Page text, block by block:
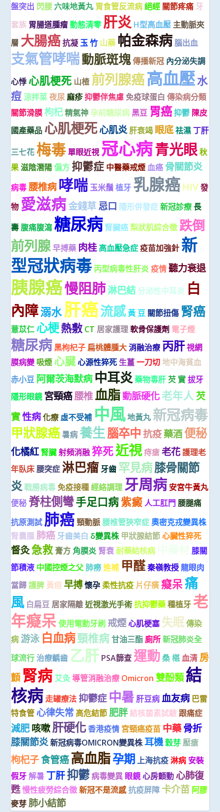
盤突出 閃腰 六味地黃丸 胃食管反流病 絕經 關節疼痛 牙
套族 胃腸道腫瘤 動態清零 肝炎 H型高血壓 主動脈夾
層 大腸癌抗凝 玉 竹 山藥 帕金森病 腦出血
支氣管哮喘動脈斑塊傳播新冠 內分泌失調
心悸 心肌梗死 山楂 前列腺癌高血壓水
痘 涼拌菜 夜尿 麻疹抑鬱伴焦慮 免疫球蛋白 傳染病分類
關節滑膜 枸杞精氣神 孕前糖尿病 黑豆 胃癌抑鬱 陳皮
國產藥品 心肌梗死心肌炎 肝衰竭 眼底祛濕 丁肝
三七花 梅毒 單眼近視 冠心病青光眼秋
果滋陰潛陽 偏方 抑鬱症 中醫藥戒煙 血癌 骨關節炎
病毒 腰椎病 哮喘 玉米鬚 植牙 乳腺癌 HIV 發
物 愛滋病金錢草忌口 隱形併發症 新冠診療 長
壽 腹痛腹瀉 糖尿病 腎臟癌 梨狀肌綜合徵 跌倒
前列腺早搏藥 肉桂 高血壓急症 疫苗加強針 新
型冠狀病毒 丙型病毒性肝炎 疫情 聽力衰退
胰腺癌慢阻肺淋巴結 分泌性中耳炎 白
內障溺水肝癌流感黃 豆 關節扭傷 腎癌
薏苡仁 心梗熱敷 CT 居家護理 軟骨保護劑 電子煙
糖尿病 黑枸杞子 扁桃體腫大 消融治療 丙肝視網
膜病變 吸煙 心臟 心源性猝死 生薑 一刀切 地中海貧血
赤小豆 阿爾茨海默病 中耳炎 藥物毒肝 芡 實 拔牙
隱形眼鏡 宮頸癌腰椎血脂動脈硬化老年人 芡
實性病化療 虛不受補 中風地黃丸 新冠病毒
甲狀腺癌 暑病 養生腦卒中 抗疫藥酒便秘
化橘紅 腎臟射頻消融 猝死近視痔瘡 老花護理老
年臥床 腰突症 淋巴瘤 牙齒 罕見病膝骨關節
炎戰勝病毒 免疫接種 經絡調理 牙周病 安宮牛黃丸
便秘 脊柱側彎手足口病紫癜 人工肛門 腰腿痛
抗原測試 肺癌 頸動脈 腰椎管狹窄症 奧密克戎變異株
腎囊腫 肺癌 牙齒美白 δ變異株 甲狀腺結節 心臟性猝死
督灸急救 膏方 角膜炎 腎衰 耐藥結核病
膝關
節積液 中國控煙之父 肺癆 進補 甲醛秦嶺教授 龍眼肉
當歸 護脾 黃疸 早搏懷孕 柔性抗疫 片仔癀 癡呆痛
風 白扁豆 居家隔離 近視激光手術 抗抑鬱藥 種植牙 老
年癡呆 使用電動牙刷 戒煙心肌梗塞 失眠傳染
病 游泳 白血病頸椎病 甘油三酯 廁所 新冠肺炎全
球流行 治療齲齒 乙肝 PSA篩查 運動 桑 椹 血清 房
顫 腎病 艾灸 導管消融治療 Omicron 雙酚類結
核病 走罐療法 抑鬱症 中暑 肝豆病 血友病 巴雷
特食管 心律失常 高危結節 肥胖 結核菌素試驗 跟痛症
減肥咳嗽肝硬化香港疫情 宮頸癌疫苗 中藥骨折
膝關節炎新冠病毒OMICRON變異株 耳機穀芽 壓瘡
枸杞子食管癌高血脂孕期 上海抗疫 淋病 安裝
假牙 解暑 丁肝抑鬱病毒變異 眼鏡心房顫動 心肺復
甦慢性疲勞綜合徵 新冠不是流感抗疫屏障 卡介苗 阿膠
麥芽 肺小結節